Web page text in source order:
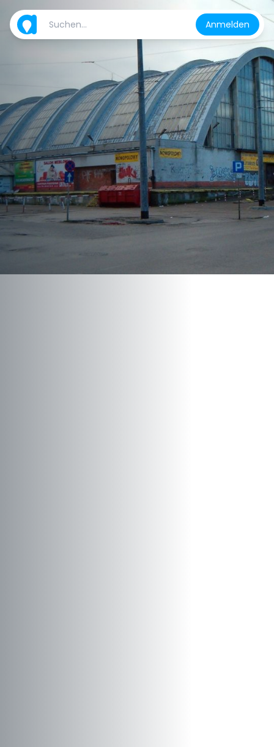
Anmelden